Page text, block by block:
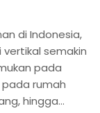
di Indonesia,
semakin
pada
rumah
hingga…